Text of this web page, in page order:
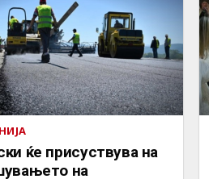
ќе присуствува на
на